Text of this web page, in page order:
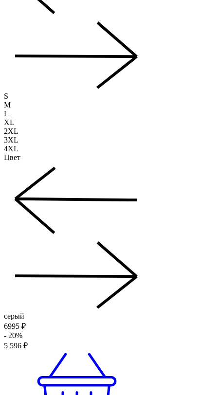
S
M
L
XL
2XL
3XL
4XL
Цвет
серый
6995 ₽
- 20%
5 596 ₽